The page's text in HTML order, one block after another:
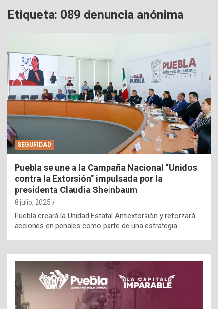
Etiqueta: 089 denuncia anónima
SEGURIDAD
Puebla se une a la Campaña Nacional “Unidos
contra la Extorsión” impulsada por la
presidenta Claudia Sheinbaum
8 julio, 2025
Puebla creará la Unidad Estatal Antiextorsión y reforzará
acciones en penales como parte de una estrategia…